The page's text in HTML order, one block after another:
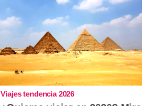
Viajes tendencia 2026